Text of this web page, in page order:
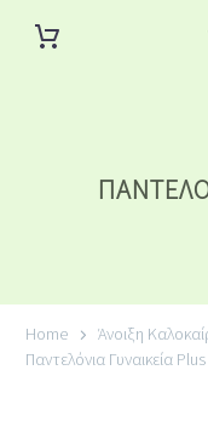
Home
Άνοιξη
Παντελόνια Γυναικεία